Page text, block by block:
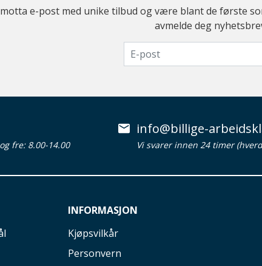
e-post med unike tilbud og være blant de første
avmelde deg
fre: 8.00-14.00
info@billige-
Vi svarer innen 24 timer
INFORMASJON
Kjøpsvilkår
Personvern